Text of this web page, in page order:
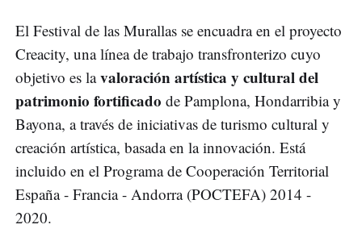
El Festival de las Murallas se encuadra en el proyecto
Creacity, una línea de trabajo transfronterizo cuyo
objetivo es lavaloración artística y cultural del
patrimonio fortificado de Pamplona, Hondarribia y
Bayona, a través de iniciativas de turismo cultural y
creación artística, basada en la innovación. Está
incluido en el Programa de Cooperación Territorial
España - Francia - Andorra (POCTEFA) 2014 -
2020.